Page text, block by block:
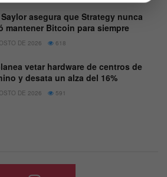
asegura que Strategy nunca
mantener Bitcoin para siempre
DE 2026 618
vetar hardware de centros de
y desata un alza del 16%
DE 2026 591